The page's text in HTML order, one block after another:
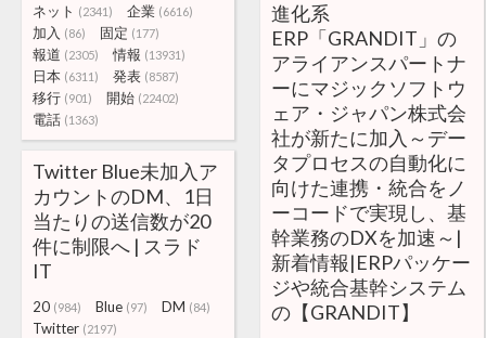
ネット (2341) 企業 (6616)
加入 (86) 固定 (177)
報道 (2305) 情報 (13931)
日本 (6311) 発表 (8587)
移行 (901) 開始 (22402)
電話 (1363)
進化系
ERP「GRANDIT」の
アライアンスパートナ
ーにマジックソフトウ
ェア・ジャパン株式会
社が新たに加入～デー
タプロセスの自動化に
向けた連携・統合をノ
ーコードで実現し、基
幹業務のDXを加速～|
新着情報|ERPパッケー
ジや統合基幹システム
の【GRANDIT】
Twitter Blue未加入ア
カウントのDM、1日
当たりの送信数が20
件に制限へ | スラド
IT
20 (984) Blue (97) DM (84)
Twitter (2197)